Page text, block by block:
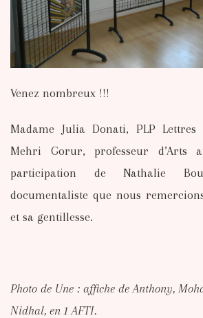
Venez nombreux !!!
Madame Julia Donati, PLP Lettres
Mehri Gorur, professeur d’Arts
participation de Nathalie
documentaliste que nous
et sa gentillesse.
Photo de Une : affiche de Anthony,
Nidhal, en 1 AFTI.